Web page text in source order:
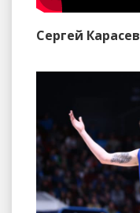
Сергей Карасев